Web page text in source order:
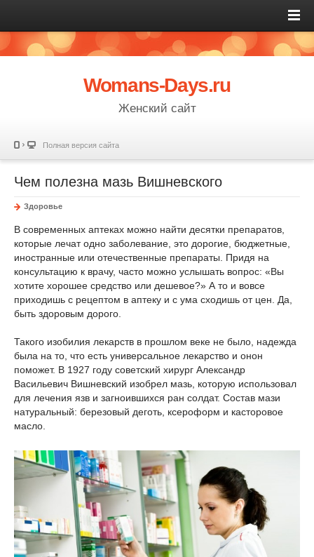
Womans-Days.ru
Женский сайт
Полная версия сайта
Чем полезна мазь Вишневского
Здоровье
В современных аптеках можно найти десятки препаратов,
которые лечат одно заболевание, это дорогие, бюджетные,
иностранные или отечественные препараты. Придя на
консультацию к врачу, часто можно услышать вопрос: «Вы
хотите хорошее средство или дешевое?» А то и вовсе
приходишь с рецептом в аптеку и с ума сходишь от цен. Да,
быть здоровым дорого.
Такого изобилия лекарств в прошлом веке не было, надежда
была на то, что есть универсальное лекарство и онон
поможет. В 1927 году советский хирург Александр
Васильевич Вишневский изобрел мазь, которую использовал
для лечения язв и загноившихся ран солдат. Состав мази
натуральный: березовый деготь, ксероформ и касторовое
масло.